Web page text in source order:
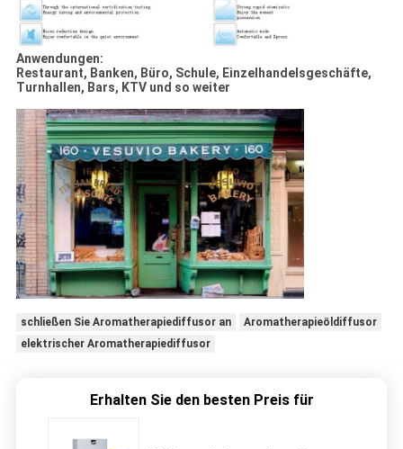
Anwendungen:
Restaurant, Banken, Büro, Schule, Einzelhandelsgeschäfte,
Turnhallen, Bars, KTV und so weiter
schließen Sie Aromatherapiediffusor an
Aromatherapieöldiffusor
elektrischer Aromatherapiediffusor
Erhalten Sie den besten Preis für